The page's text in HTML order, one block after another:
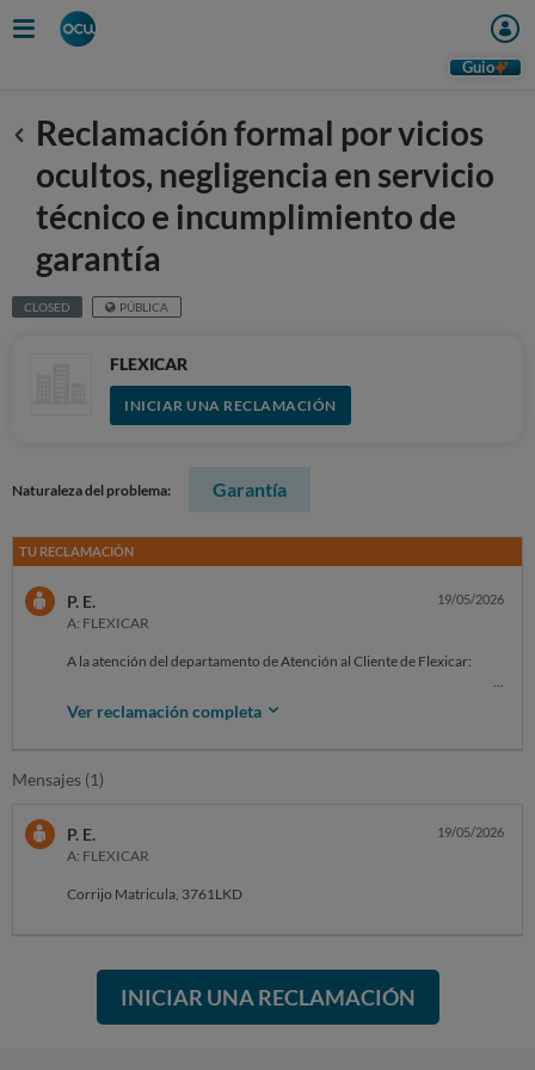
Guio
Anterior
Reclamación formal por vicios
ocultos, negligencia en servicio
técnico e incumplimiento de
garantía
CLOSED PÚBLICA
FLEXICAR
INICIAR UNA RECLAMACIÓN
Naturaleza del problema: Garantía
TU RECLAMACIÓN
P. E.
A: FLEXICAR
19/05/2026
A la atención del departamento de Atención al Cliente de Flexicar:
Por la presente, interpongo una reclamación formal en relación con el
vehículo Renault Kadjar con matrícula 37621 LKD , adquirido el
una garantía "Premium".
El vehículo venía defectuoso de origen (vicio oculto) y lleva ya un mes
completo inmovilizado en el taller de Flexicar San Vicente del Raspeig.
Su servicio técnico ha sido totalmente incapaz de solucionar la avería
en el sistema anticontaminación, encadenando diagnósticos erróneos
y una flagrante mala praxis:
forzada del FAP y me lo entregan asegurando que está solucionado.
A los pocos días: El fallo vuelve a salir. Al dejarlo de nuevo, me dicen
que el diagnóstico ha cambiado y que hay que cambiar el FAP
Ver reclamación completa
Mensajes (1)
P. E.
A: FLEXICAR
19/05/2026
Corrijo Matricula, 3761LKD
INICIAR UNA RECLAMACIÓN